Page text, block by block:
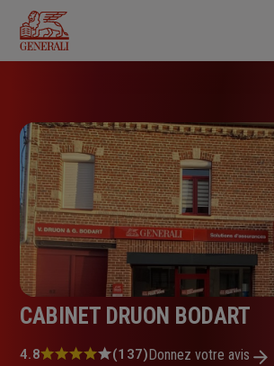
contenu
principal
CABINET DRUON BODART
Note
4.8 (137)Donnez votre avis